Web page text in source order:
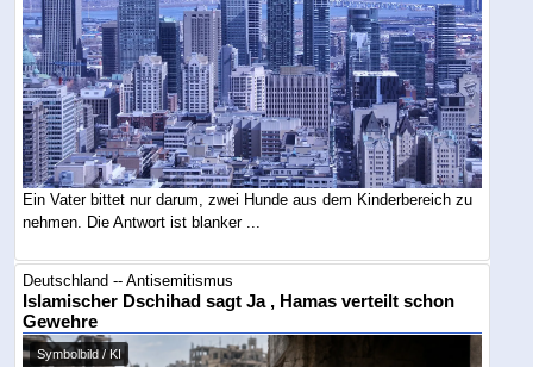
Ein Vater bittet nur darum, zwei Hunde aus dem Kinderbereich zu
nehmen. Die Antwort ist blanker ...
Deutschland -- Antisemitismus
Islamischer Dschihad sagt Ja , Hamas verteilt schon
Gewehre
Symbolbild / KI